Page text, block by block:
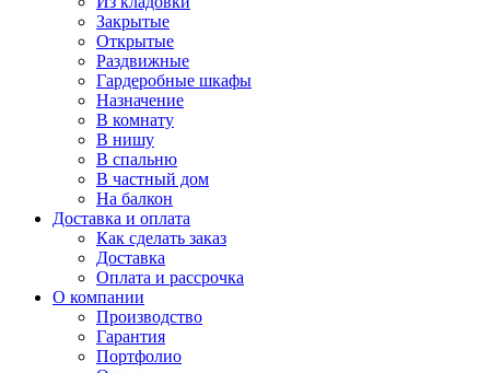
Закрытые
Открытые
Раздвижные
Гардеробные шкафы
Назначение
В комнату
В нишу
В спальню
В частный дом
На балкон
Доставка и оплата
Как сделать заказ
Доставка
Оплата и рассрочка
О компании
Производство
Гарантия
Портфолио